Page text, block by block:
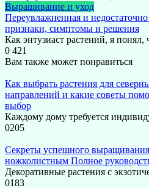
Выращивание и уход
Переувлажненная и
признаки, симптомы и решения
Как энтузиаст растений, я
0 421
Вам также может понравиться
Как выбрать растения для
направлений и какие советы
выбор
Каждому дому требуется
0205
Секреты успешного
ножколистным Полное
Декоративные растения с
0183